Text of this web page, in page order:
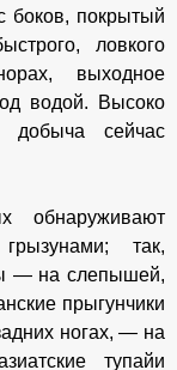
боков, покрытый
ловкого
выходное
водой. Высоко
добыча сейчас
обнаруживают
так,
— на слепышей,
прыгунчики
ногах, — на
тупайи